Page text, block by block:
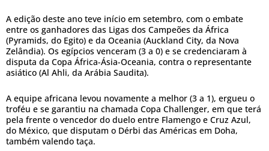
A edição deste ano teve início em setembro, com o embate
entre os ganhadores das Ligas dos Campeões da África
(Pyramids, do Egito) e da Oceania (Auckland City, da Nova
Zelândia). Os egípcios venceram (3 a 0) e se credenciaram à
disputa da Copa África-Ásia-Oceania, contra o representante
asiático (Al Ahli, da Arábia Saudita).
A equipe africana levou novamente a melhor (3 a 1), ergueu o
troféu e se garantiu na chamada Copa Challenger, em que terá
pela frente o vencedor do duelo entre Flamengo e Cruz Azul,
do México, que disputam o Dérbi das Américas em Doha,
também valendo taça.